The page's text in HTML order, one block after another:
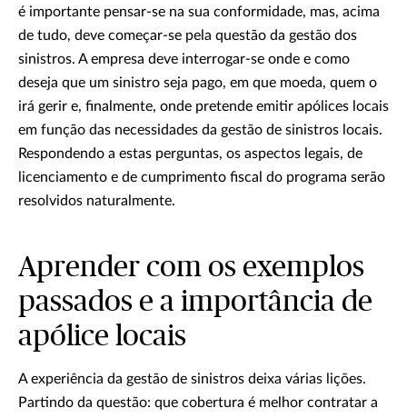
é importante pensar-se na sua conformidade, mas, acima
de tudo, deve começar-se pela questão da gestão dos
sinistros. A empresa deve interrogar-se onde e como
deseja que um sinistro seja pago, em que moeda, quem o
irá gerir e, finalmente, onde pretende emitir apólices locais
em função das necessidades da gestão de sinistros locais.
Respondendo a estas perguntas, os aspectos legais, de
licenciamento e de cumprimento fiscal do programa serão
resolvidos naturalmente.
Aprender com os exemplos
passados e a importância de
apólice locais
A experiência da gestão de sinistros deixa várias lições.
Partindo da questão: que cobertura é melhor contratar a